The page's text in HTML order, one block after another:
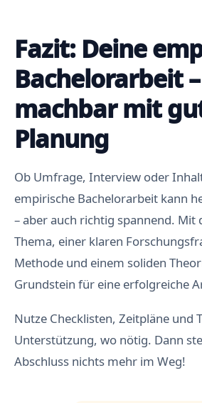
Fazit: Deine
Bachelorarbeit –
machbar mit
Planung
Ob Umfrage, Interview oder
empirische Bachelorarbeit kann
– aber auch richtig spannend. Mit
Thema, einer klaren
Methode und einem soliden
Grundstein für eine erfolgreiche
Nutze Checklisten, Zeitpläne und
Unterstützung, wo nötig. Dann
Abschluss nichts mehr im Weg!